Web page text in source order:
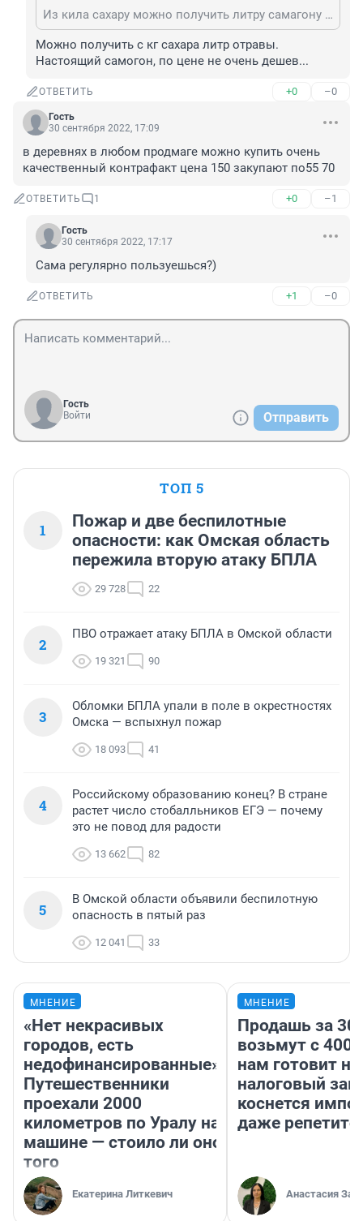
Из кила сахару можно получить литру самагону то ись два поллитры пачём сахар 60 рублей итого пол литра по себестоимости 30 рублей плюс дрожжи инергия и время
Можно получить с кг сахара литр отравы.
Настоящий самогон, по цене не очень дешев...
ОТВЕТИТЬ +0 –0
Гость
30 сентября 2022, 17:09
в деревнях в любом продмаге можно купить очень
качественный контрафакт цена 150 закупают по55 70
ОТВЕТИТЬ 1 +0 –1
Гость
30 сентября 2022, 17:17
Сама регулярно пользуешься?)
ОТВЕТИТЬ +1 –0
Гость
Войти
Отправить
ТОП 5
1
Пожар и две беспилотные
опасности: как Омская область
пережила вторую атаку БПЛА
29 728 22
2
ПВО отражает атаку БПЛА в Омской области
19 321 90
3
Обломки БПЛА упали в поле в окрестностях
Омска — вспыхнул пожар
18 093 41
4
Российскому образованию конец? В стране
растет число стобалльников ЕГЭ — почему
это не повод для радости
13 662 82
5
В Омской области объявили беспилотную
опасность в пятый раз
12 041 33
МНЕНИЕ
«Нет некрасивых
городов, есть
недофинансированные».
Путешественники
проехали 2000
километров по Уралу на
машине — стоило ли оно
того
Екатерина Литкевич
МНЕНИЕ
Продашь за
возьмут с
нам готовит
налоговый
коснется
даже
Анастасия